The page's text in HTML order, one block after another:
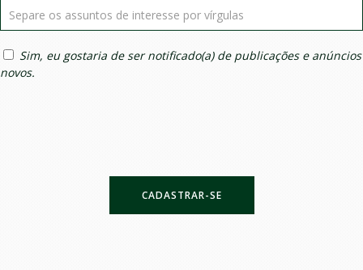
Sim, eu gostaria de ser notificado(a) de publicações e anúncios
novos.
CADASTRAR-SE